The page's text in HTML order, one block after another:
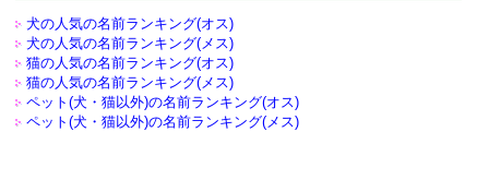
犬の人気の名前ランキング(オス)
犬の人気の名前ランキング(メス)
猫の人気の名前ランキング(オス)
猫の人気の名前ランキング(メス)
ペット(犬・猫以外)の名前ランキング(オス)
ペット(犬・猫以外)の名前ランキング(メス)